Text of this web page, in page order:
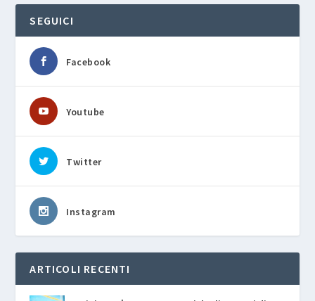
SEGUICI
Facebook
Youtube
Twitter
Instagram
ARTICOLI RECENTI